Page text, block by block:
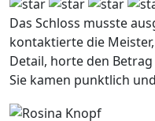
Das Schloss musste
kontaktierte die
Detail, horte den
Sie kamen punktlich